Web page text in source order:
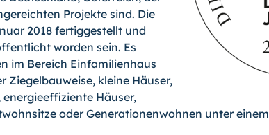
Projekte sind. Die
2018 fertiggestellt und
worden sein. Es
im Bereich Einfamilienhaus
Ziegelbauweise, kleine Häuser,
Häuser,
oder Generationenwohnen unter einem